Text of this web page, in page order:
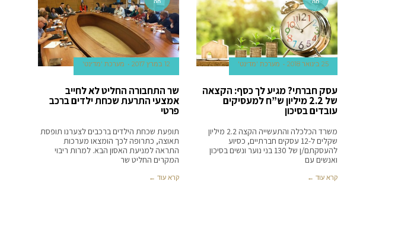
25 בינואר 2018 מערכת 'מדינט'
עסק חברתי? מגיע לך כסף: הקצאה
של 2.2 מיליון ש”ח למעסיקים
עובדים בסיכון
משרד הכלכלה והתעשייה הקצה 2.2 מיליון
שקלים ל-12 עסקים חברתיים, כסיוע
להעסקתם/ן של 130 בני נוער ונשים בסיכון
ואנשים עם
קרא עוד ←
12 במרץ 2017 מערכת 'מדינט'
שר התחבורה החליט לא לחייב
אמצעי התרעת שכחת ילדים ברכב
פרטי
תופעת שכחת הילדים ברכבים לצערנו תופסת
תאוצה, כתרופה לכך הומצאו מערכות
התראה למניעת האסון הבא. למרות ריבוי
המקרים החליט שר
קרא עוד ←